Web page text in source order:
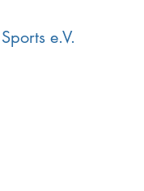
e.V.